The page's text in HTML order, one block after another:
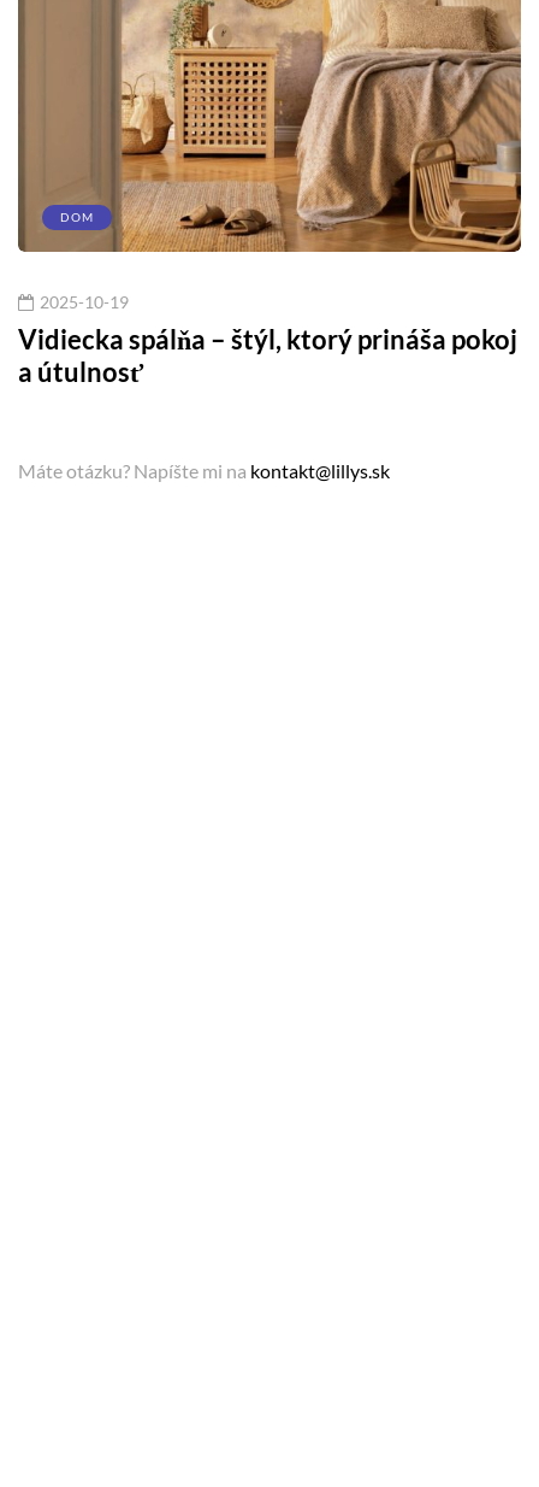
DOM
2025-10-19
Vidiecka spálňa – štýl, ktorý prináša pokoj
a útulnosť
Máte otázku? Napíšte mi na kontakt@lillys.sk